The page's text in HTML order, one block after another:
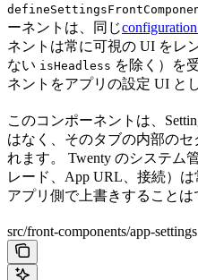
ーネントは、同じ
ネントは常に可視の UI をレ
ない isHeadless を除く）を
ネントをアプリの設定 UI と
このコンポーネントは、
はなく、そのタブの内部の
れます。 Twenty のシステム
レード、App URL、接続）
アプリ側で上書きすることは
src/front-components/app-